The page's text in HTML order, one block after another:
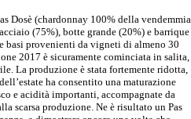
Dosè (chardonnay 100% della vendemmia
(75%), botte grande (20%) e barrique
basi provenienti da vigneti di almeno 30
2017 è sicuramente cominciata in salita,
La produzione è stata fortemente ridotta,
ha consentito una maturazione
e acidità importanti, accompagnate da
scarsa produzione. Ne è risultato un Pas